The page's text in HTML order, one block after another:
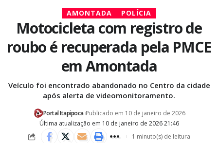
AMONTADA POLÍCIA
Motocicleta com registro de
roubo é recuperada pela PMCE
em Amontada
Veículo foi encontrado abandonado no Centro da cidade
após alerta de videomonitoramento.
Última atualização em 10 de janeiro de 2026 21:46
Portal Itapipoca Publicado em 10 de janeiro de 2026
1 minuto(s) de leitura